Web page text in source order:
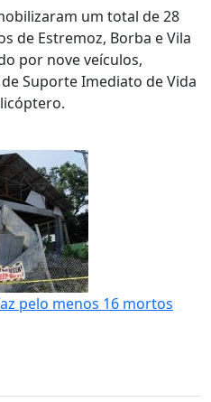
um total de 28
de Estremoz, Borba e Vila
por nove veículos,
Suporte Imediato de Vida
pelo menos 16 mortos